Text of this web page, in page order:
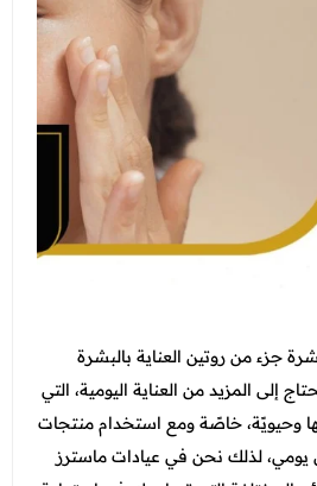
النسائي
والتجميل النسائي
جزء من روتين العناية بالبشرة
إلى المزيد من العناية اليومية، التي
وحيويًة، خاصًة ومع استخدام منتجات
لذلك نحن في عيادات ماسترز